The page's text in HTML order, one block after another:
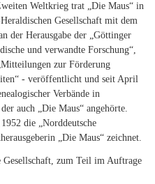
Weltkrieg trat „Die Maus“ in
Gesellschaft mit dem
der Herausgabe der „Göttinger
und verwandte Forschung“,
zur Förderung
- veröffentlicht und seit April
Verbände in
auch „Die Maus“ angehörte.
die „Norddeutsche
„Die Maus“ zeichnet.
Gesellschaft, zum Teil im Auftrage